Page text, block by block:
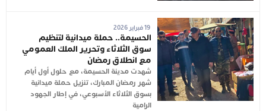
19 فبراير 2026
الحسيمة.. حملة ميدانية لتنظيم
سوق الثلاثاء وتحرير الملك العمومي
مع انطلاق رمضان
شهدت مدينة الحسيمة، مع حلول أول أيام
شهر رمضان المبارك، تنزيل حملة ميدانية
بسوق الثلاثاء الأسبوعي، في إطار الجهود
الرامية